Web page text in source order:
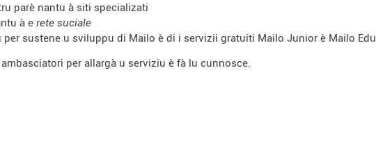
parè nantu à siti specializati
à e rete suciale
per sustene u sviluppu di Mailo è di i servizii gratuiti Mailo Junior è Mailo Edu
per allargà u serviziu è fà lu cunnosce.